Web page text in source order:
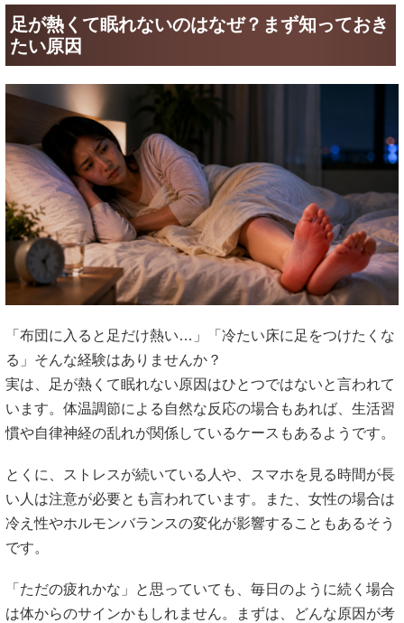
足が熱くて眠れないのはなぜ？まず知っておき
たい原因
「布団に入ると足だけ熱い…」「冷たい床に足をつけたくな
る」そんな経験はありませんか？
実は、足が熱くて眠れない原因はひとつではないと言われて
います。体温調節による自然な反応の場合もあれば、生活習
慣や自律神経の乱れが関係しているケースもあるようです。
とくに、ストレスが続いている人や、スマホを見る時間が長
い人は注意が必要とも言われています。また、女性の場合は
冷え性やホルモンバランスの変化が影響することもあるそう
です。
「ただの疲れかな」と思っていても、毎日のように続く場合
は体からのサインかもしれません。まずは、どんな原因が考